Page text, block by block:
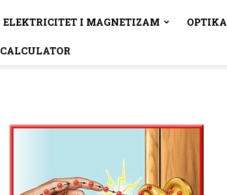
ELEKTRICITET I MAGNETIZAM OPTIKA
CALCULATOR